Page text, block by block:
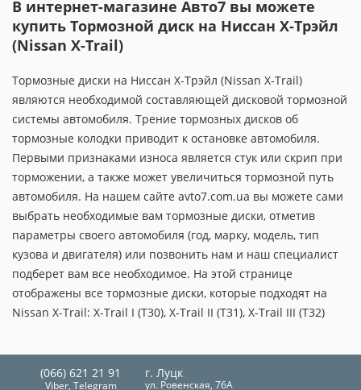
В интернет-магазине Авто7 вы можете
купить Тормозной диск на Ниссан X-Трэйл
(Nissan X-Trail)
Тормозные диски на Ниссан X-Трэйл (Nissan X-Trail)
являются необходимой составляющей дисковой тормозной
системы автомобиля. Трение тормозных дисков об
тормозные колодки приводит к остановке автомобиля.
Первыми признаками износа является стук или скрип при
торможении, а также может увеличиться тормозной путь
автомобиля. На нашем сайте avto7.com.ua вы можете сами
выбрать необходимые вам тормозные диски, отметив
параметры своего автомобиля (год, марку, модель, тип
кузова и двигателя) или позвонить нам и наш специалист
подберет вам все необходимое. На этой странице
отображены все тормозные диски, которые подходят на
Nissan X-Trail: X-Trail I (T30), X-Trail II (T31), X-Trail III (T32)
(066) 621 21 91
Viber, Telegram
г. Луцк
ул. Ровенская, 76А